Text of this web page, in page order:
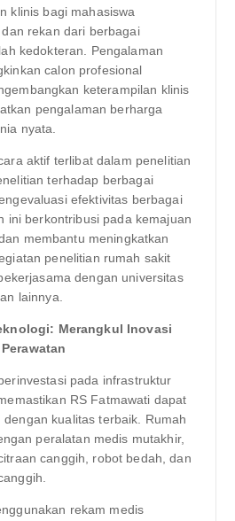
klinis bagi mahasiswa
rekan dari berbagai
kedokteran. Pengalaman
calon profesional
keterampilan klinis
pengalaman berharga
nyata.
aktif terlibat dalam penelitian
terhadap berbagai
efektivitas berbagai
ini berkontribusi pada kemajuan
membantu meningkatkan
penelitian rumah sakit
dengan universitas
lainnya.
Merangkul Inovasi
pada infrastruktur
RS Fatmawati dapat
kualitas terbaik. Rumah
peralatan medis mutakhir,
canggih, robot bedah, dan
rekam medis